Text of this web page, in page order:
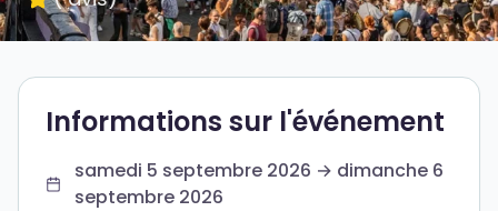
Informations sur l'événement
samedi 5 septembre 2026 → dimanche 6
septembre 2026